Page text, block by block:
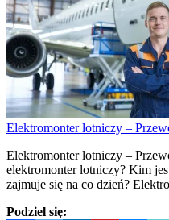
Elektromonter lotniczy –
Elektromonter lotniczy –
elektromonter lotniczy? Kim
zajmuje się na co dzień?
Podziel się: